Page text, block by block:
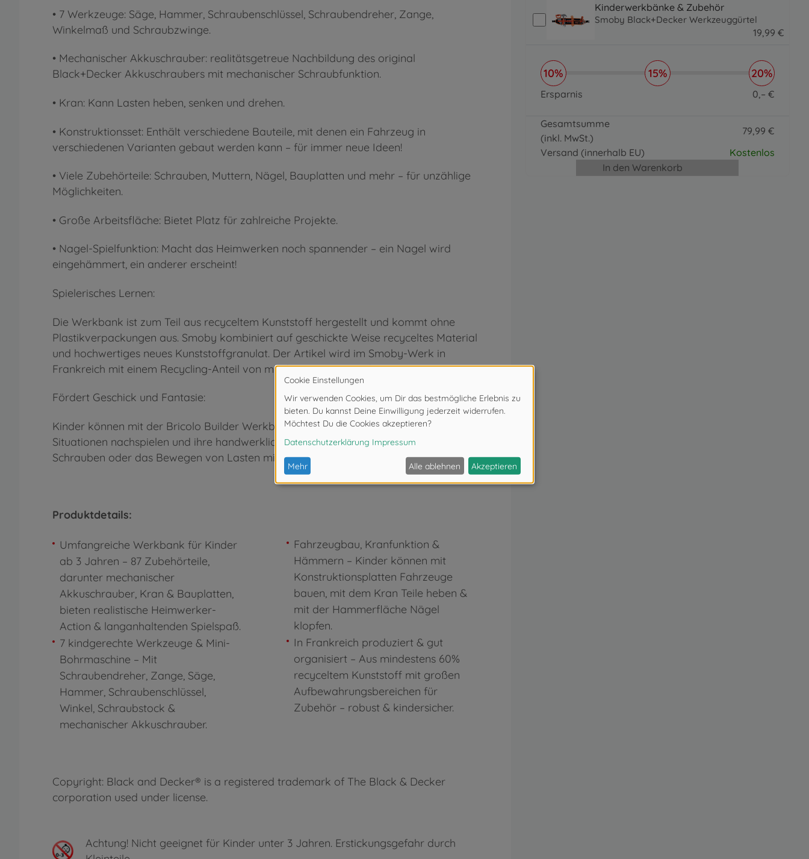
• 7 Werkzeuge: Säge, Hammer, Schraubenschlüssel, Schraubendreher, Zange,
Winkelmaß und Schraubzwinge.
• Mechanischer Akkuschrauber: realitätsgetreue Nachbildung des original
Black+Decker Akkuschraubers mit mechanischer Schraubfunktion.
• Kran: Kann Lasten heben, senken und drehen.
• Konstruktionsset: Enthält verschiedene Bauteile, mit denen ein Fahrzeug in
verschiedenen Varianten gebaut werden kann – für immer neue Ideen!
• Viele Zubehörteile: Schrauben, Muttern, Nägel, Bauplatten und mehr – für unzählige
Möglichkeiten.
• Große Arbeitsfläche: Bietet Platz für zahlreiche Projekte.
• Nagel-Spielfunktion: Macht das Heimwerken noch spannender – ein Nagel wird
eingehämmert, ein anderer erscheint!
Spielerisches Lernen:
Die Werkbank ist zum Teil aus recyceltem Kunststoff hergestellt und kommt ohne
Plastikverpackungen aus. Smoby kombiniert auf geschickte Weise recyceltes Material
und hochwertiges neues Kunststoffgranulat. Der Artikel wird im Smoby-Werk in
Frankreich mit einem Recycling-Anteil von mindestens 60% produziert.
Fördert Geschick und Fantasie:
Kinder können mit der Bricolo Builder Werkbank ihre Fantasie entfalten, alltägliche
Situationen nachspielen und ihre handwerklichen Fähigkeiten entwickeln. Ob Bauen,
Schrauben oder das Bewegen von Lasten mit dem Kran – der Spaß ist garantiert!
Produktdetails:
Umfangreiche Werkbank für Kinder
ab 3 Jahren – 87 Zubehörteile,
darunter mechanischer
Akkuschrauber, Kran & Bauplatten,
bieten realistische Heimwerker-
Action & langanhaltenden Spielspaß.
7 kindgerechte Werkzeuge & Mini-
Bohrmaschine – Mit
Schraubendreher, Zange, Säge,
Hammer, Schraubenschlüssel,
Winkel, Schraubstock &
mechanischer Akkuschrauber.
Fahrzeugbau, Kranfunktion &
Hämmern – Kinder können mit
Konstruktionsplatten Fahrzeuge
bauen, mit dem Kran Teile heben &
mit der Hammerfläche Nägel
klopfen.
In Frankreich produziert & gut
organisiert – Aus mindestens 60%
recyceltem Kunststoff mit großen
Aufbewahrungsbereichen für
Zubehör – robust & kindersicher.
Copyright: Black and Decker® is a registered trademark of The Black & Decker
corporation used under license.
Achtung! Nicht geeignet für Kinder unter 3 Jahren. Erstickungsgefahr durch
Kinderwerkbänke & Zubehör
Smoby Black+Decker Werkzeuggürtel
19 99 €
10% 15% 20%
Ersparnis 0 – €
Gesamtsumme
(inkl. MwSt.)
79 99 €
Versand (innerhalb EU)
Kostenlos
In den Warenkorb